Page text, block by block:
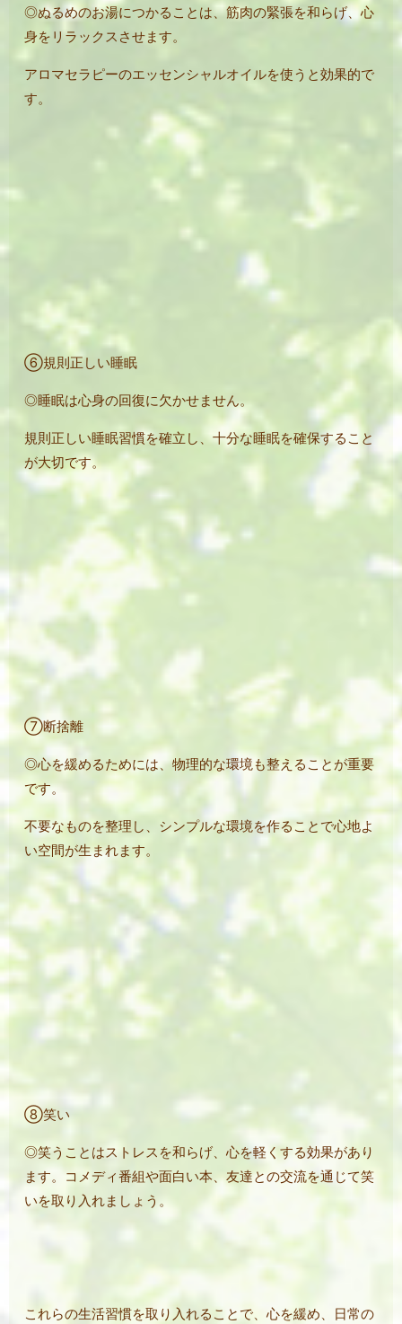
◎ぬるめのお湯につかることは、筋肉の緊張を和らげ、心
身をリラックスさせます。
アロマセラピーのエッセンシャルオイルを使うと効果的で
す。
⑥規則正しい睡眠
◎睡眠は心身の回復に欠かせません。
規則正しい睡眠習慣を確立し、十分な睡眠を確保すること
が大切です。
⑦断捨離
◎心を緩めるためには、物理的な環境も整えることが重要
です。
不要なものを整理し、シンプルな環境を作ることで心地よ
い空間が生まれます。
⑧笑い
◎笑うことはストレスを和らげ、心を軽くする効果があり
ます。コメディ番組や面白い本、友達との交流を通じて笑
いを取り入れましょう。
これらの生活習慣を取り入れることで、心を緩め、日常の